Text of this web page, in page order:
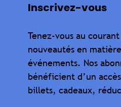
Inscrivez-vous
Tenez-vous au
nouveautés en
événements. Nos
bénéficient d’un
billets, cadeaux,